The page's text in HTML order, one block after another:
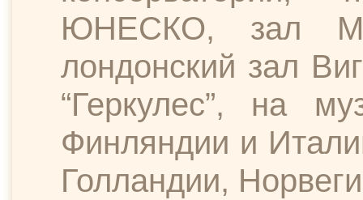
ЮНЕСКО, зал
лондонский зал
“Геркулес”, на
Финляндии и
Голландии,